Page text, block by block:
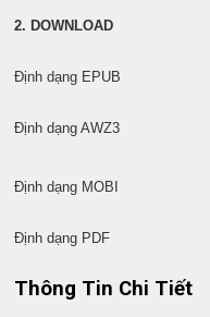
2. DOWNLOAD
Định dạng EPUB
Định dạng AWZ3
Định dạng MOBI
Định dạng PDF
Thông Tin Chi Tiết